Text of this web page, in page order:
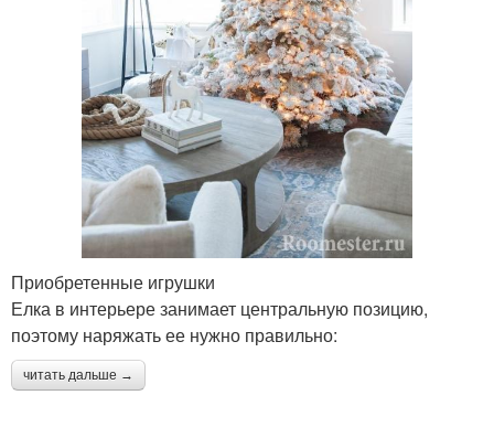
Приобретенные игрушки
Елка в интерьере занимает центральную позицию,
поэтому наряжать ее нужно правильно:
читать дальше →